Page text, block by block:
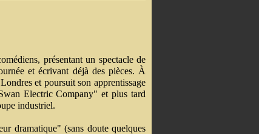
présentant un spectacle de
et écrivant déjà des pièces. À
et poursuit son apprentissage
Electric Company" et plus tard
industriel.
dramatique" (sans doute quelques